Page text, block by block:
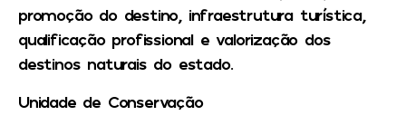
promoção do destino, infraestrutura turística,
qualificação profissional e valorização dos
destinos naturais do estado.
Unidade de Conservação